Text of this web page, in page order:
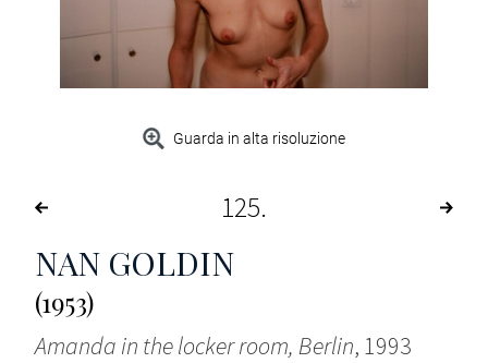
Guarda in alta risoluzione
125
NAN GOLDIN
(1953)
Amanda in the locker room, Berlin, 1993